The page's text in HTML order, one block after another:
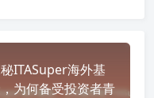
ITASuper海外基
为何备受投资者青